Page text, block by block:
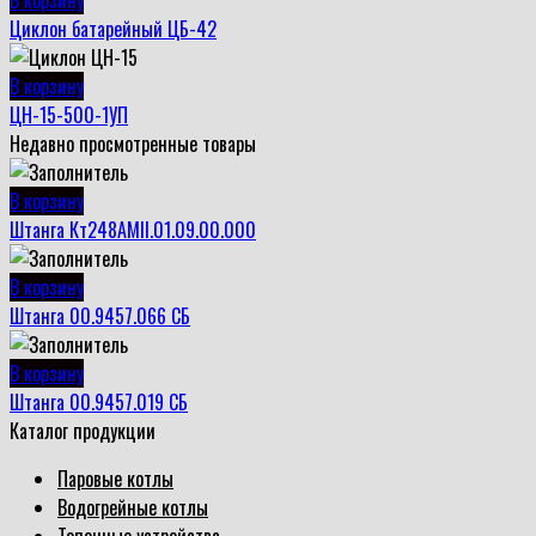
Циклон батарейный ЦБ-42
В корзину
ЦН-15-500-1УП
Недавно просмотренные товары
В корзину
Штанга Кт248АМII.01.09.00.000
В корзину
Штанга 00.9457.066 СБ
В корзину
Штанга 00.9457.019 СБ
Каталог продукции
Паровые котлы
Водогрейные котлы